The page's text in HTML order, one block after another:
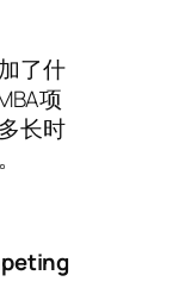
了什
项
长时